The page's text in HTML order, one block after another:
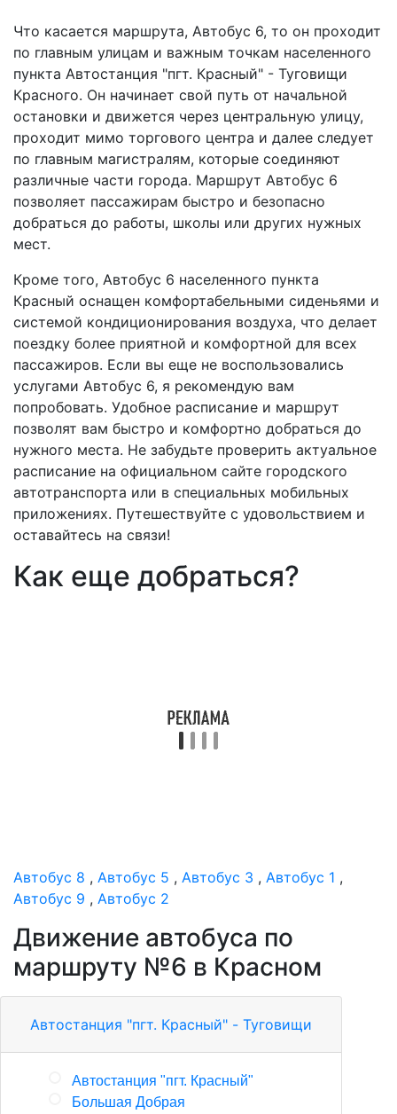
Что касается маршрута, Автобус 6, то он проходит
по главным улицам и важным точкам населенного
пункта Автостанция "пгт. Красный" - Туговищи
Красного. Он начинает свой путь от начальной
остановки и движется через центральную улицу,
проходит мимо торгового центра и далее следует
по главным магистралям, которые соединяют
различные части города. Маршрут Автобус 6
позволяет пассажирам быстро и безопасно
добраться до работы, школы или других нужных
мест.
Кроме того, Автобус 6 населенного пункта
Красный оснащен комфортабельными сиденьями и
системой кондиционирования воздуха, что делает
поездку более приятной и комфортной для всех
пассажиров. Если вы еще не воспользовались
услугами Автобус 6, я рекомендую вам
попробовать. Удобное расписание и маршрут
позволят вам быстро и комфортно добраться до
нужного места. Не забудьте проверить актуальное
расписание на официальном сайте городского
автотранспорта или в специальных мобильных
приложениях. Путешествуйте с удовольствием и
оставайтесь на связи!
Как еще добраться?
Автобус 8 , Автобус 5 , Автобус 3 , Автобус 1 ,
Автобус 9 , Автобус 2
Движение автобуса по
маршруту №6 в Красном
Автостанция "пгт. Красный" - Туговищи
Автостанция "пгт. Красный"
Большая Добрая